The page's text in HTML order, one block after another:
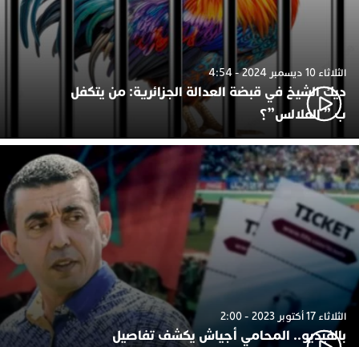
الثلاثاء 10 ديسمبر 2024 - 4:54
ديك الشيخ في قبضة العدالة الجزائرية: من يتكفل
ب ” الفلالس”؟
الثلاثاء 17 أكتوبر 2023 - 2:00
بالفيديو.. المحامي أجياش يكشف تفاصيل